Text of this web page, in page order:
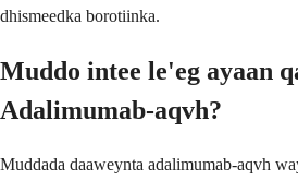
dhismeedka borotiinka.
Muddo intee le'eg ayaan
Adalimumab-aqvh?
Muddada daaweynta adalimumab-aqvh